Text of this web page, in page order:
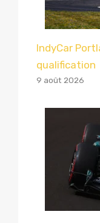
IndyCar
qualification
9 août 2026